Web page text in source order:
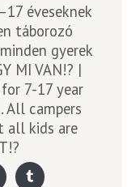
éveseknek
táborozó
gyerek
MI VAN!? |
7-17 year
All campers
all kids are